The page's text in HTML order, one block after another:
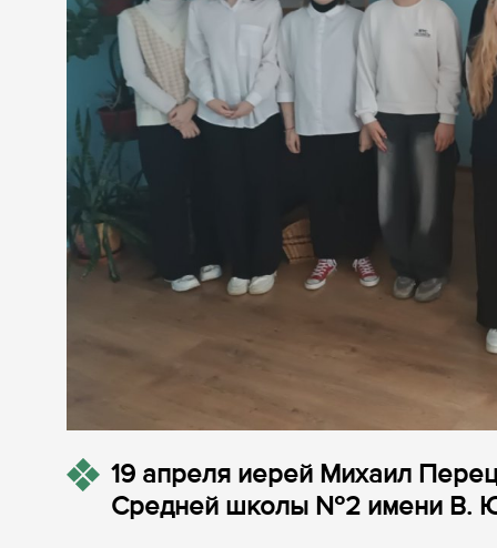
19 апреля иерей Михаил
Средней школы №2 имени В.